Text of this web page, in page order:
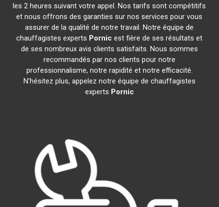
les 2 heures suivant votre appel. Nos tarifs sont compétitifs
et nous offrons des garanties sur nos services pour vous
assurer de la qualité de notre travail. Notre équipe de
chauffagistes experts Pornic est fière de ses résultats et
de ses nombreux avis clients satisfaits. Nous sommes
recommandés par nos clients pour notre
professionnalisme, notre rapidité et notre efficacité.
N'hésitez plus, appelez notre équipe de chauffagistes
experts Pornic